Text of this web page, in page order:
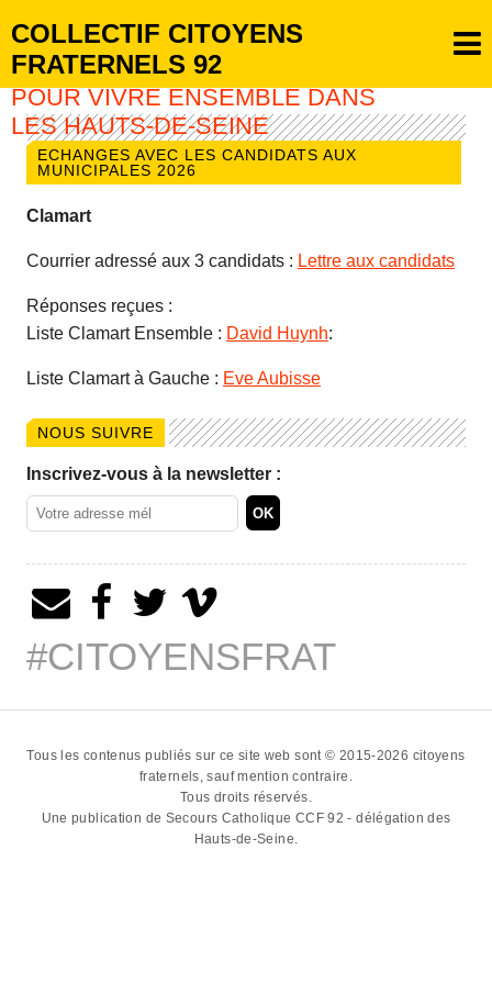
COLLECTIF CITOYENS
FRATERNELS 92
POUR VIVRE ENSEMBLE DANS
LES HAUTS-DE-SEINE
ECHANGES AVEC LES CANDIDATS AUX
MUNICIPALES 2026
Clamart
Courrier adressé aux 3 candidats : Lettre aux candidats
Réponses reçues :
Liste Clamart Ensemble : David Huynh:
Liste Clamart à Gauche : Eve Aubisse
NOUS SUIVRE
Inscrivez-vous à la newsletter :
#CITOYENSFRAT
Tous les contenus publiés sur ce site web sont © 2015-2026 citoyens
fraternels, sauf mention contraire.
Tous droits réservés.
Une publication de Secours Catholique CCF 92 - délégation des
Hauts-de-Seine.